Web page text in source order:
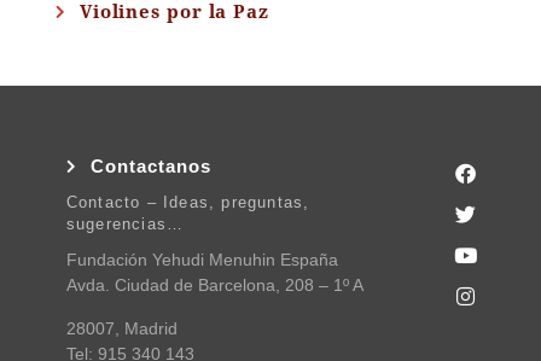
Violines por la Paz
Contactanos
Contacto – Ideas, preguntas,
sugerencias…
Fundación Yehudi Menuhin España
Avda. Ciudad de Barcelona, 208 – 1º A
28007, Madrid
Tel: 915 340 143